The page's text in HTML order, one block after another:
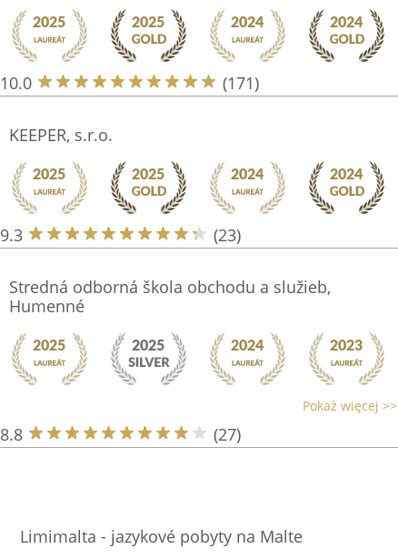
10.0 (171)
KEEPER, s.r.o.
9.3 (23)
Stredná odborná škola obchodu a služieb,
Humenné
Pokaż więcej >>
8.8 (27)
Limimalta - jazykové pobyty na Malte